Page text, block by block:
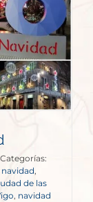
Categorías:
de las
, navidad